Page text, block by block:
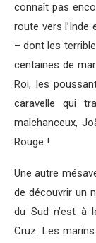
connaît pas
route vers l’Inde
– dont les
centaines de
Roi, les
caravelle qui
malchanceux,
Rouge !
Une autre
de découvrir un
du Sud n’est à
Cruz. Les